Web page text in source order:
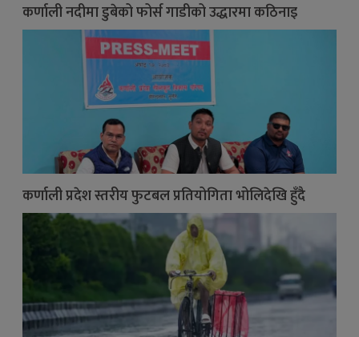
कर्णाली नदीमा डुबेको फोर्स गाडीको उद्धारमा कठिनाइ
कर्णाली प्रदेश स्तरीय फुटबल प्रतियोगिता भोलिदेखि हुँदै